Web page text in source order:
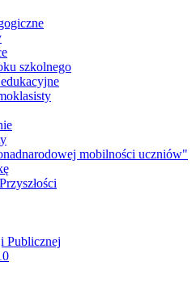
szkolnego
mobilności uczniów"
Publicznej